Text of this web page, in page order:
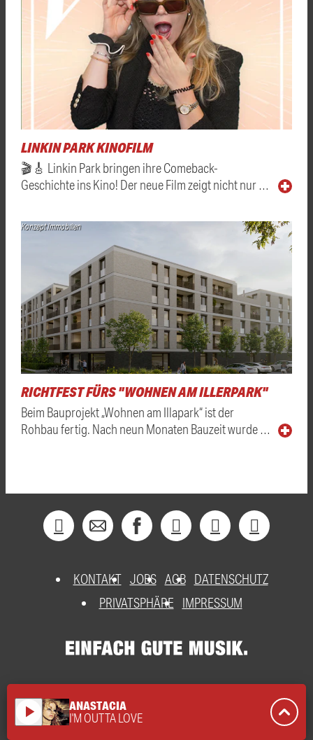
LINKIN PARK KINOFILM
🎬🎸 Linkin Park bringen ihre Comeback-
Geschichte ins Kino! Der neue Film zeigt nicht nur …
Konzept Immobilien
RICHTFEST FÜRS "WOHNEN AM ILLERPARK"
Beim Bauprojekt „Wohnen am Illapark“ ist der
Rohbau fertig. Nach neun Monaten Bauzeit wurde …
KONTAKT JOBS AGB DATENSCHUTZ
PRIVATSPHÄRE
IMPRESSUM
play_arrow ANASTACIA
I'M OUTTA LOVE